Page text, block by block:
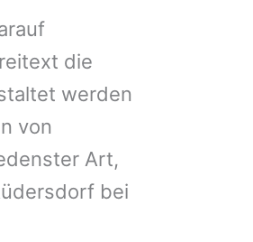
die
werden
von
Art,
bei